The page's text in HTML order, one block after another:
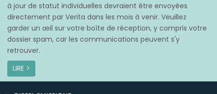
à jour de statut individuelles devraient être envoyées
directement par Verita dans les mois à venir. Veuillez
garder un œil sur votre boîte de réception, y compris votre
dossier spam, car les communications peuvent s'y
retrouver.
LIRE >